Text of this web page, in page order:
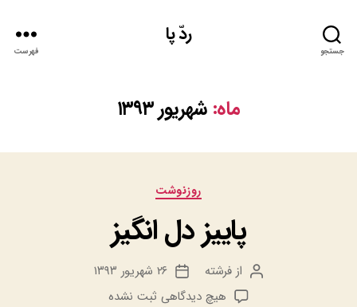
جستجو
ردّ پا
فهرست
ماه: شهریور ۱۳۹۳
دسته‌ها
روزنوشت
پاییز دل انگیز
نویسنده
نوشته
ازفرشته
تاریخ
نوشته
۲۶ شهریور ۱۳۹۳
هیچ دیدگاهی برای
ثبت نشده